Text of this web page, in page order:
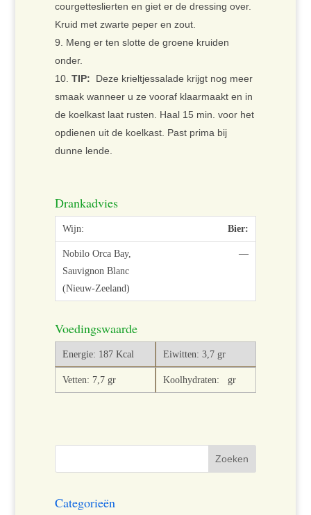
courgetteslierten en giet er de dressing over.
Kruid met zwarte peper en zout.
Meng er ten slotte de groene kruiden
onder.
TIP: Deze krieltjessalade krijgt nog meer
smaak wanneer u ze vooraf klaarmaakt en in
de koelkast laat rusten. Haal 15 min. voor het
opdienen uit de koelkast. Past prima bij
dunne lende.
Drankadvies
Bier:
—
Voedingswaarde
Energie: 187 Kcal Eiwitten: 3,7 gr
Vetten: 7,7 gr Koolhydraten: gr
Categorieën